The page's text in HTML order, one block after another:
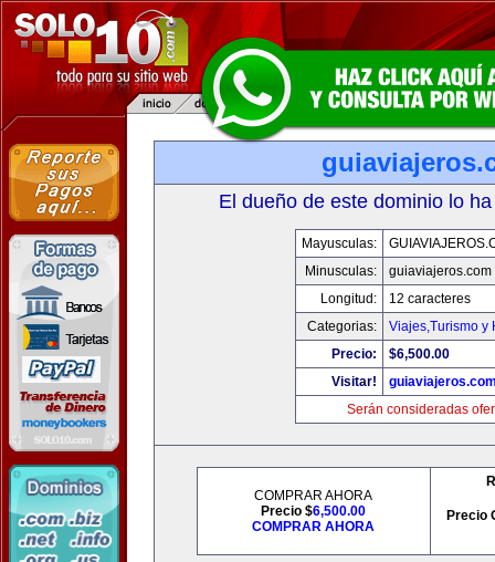
El dueño de este dominio lo
Mayusculas:
Minusculas:
guiaviajeros.com
Longitud:
12 caracteres
Categorias:
Viajes,Turismo y
Precio:
$6,500.00
Visitar!
Serán consideradas
COMPRAR AHORA
Precio $6,500.00
COMPRAR AHORA
Precio